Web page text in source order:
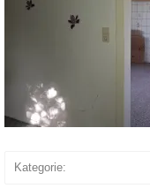
Kategorie: